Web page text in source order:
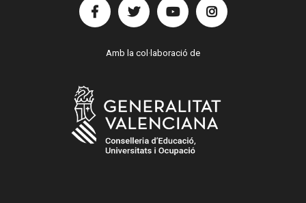
Amb la col·laboració de